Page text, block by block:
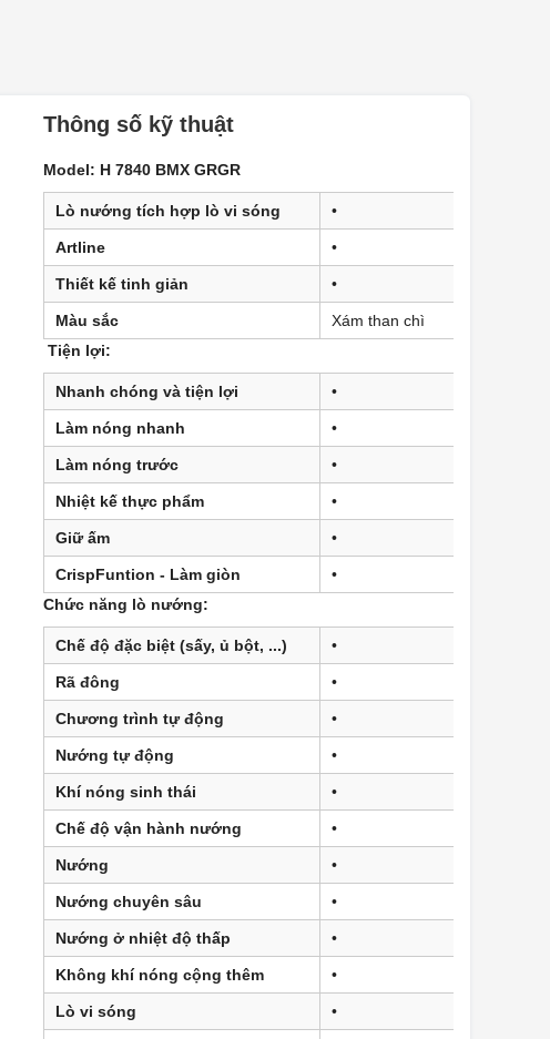
Thông số kỹ thuật
Model: H 7840 BMX GRGR
Lò nướng tích hợp lò vi sóng •
Artline •
Thiết kế tinh giản •
Màu sắc
Xám than chì
Tiện lợi:
Nhanh chóng và tiện lợi •
Làm nóng nhanh •
Làm nóng trước •
Nhiệt kế thực phẩm •
Giữ ấm •
CrispFuntion - Làm giòn
•
Chức năng lò nướng:
Chế độ đặc biệt (sấy, ủ bột, ...) •
Rã đông •
Chương trình tự động •
Nướng tự động •
Khí nóng sinh thái •
Chế độ vận hành nướng •
Nướng •
Nướng chuyên sâu •
Nướng ở nhiệt độ thấp •
Không khí nóng cộng thêm •
Lò vi sóng •